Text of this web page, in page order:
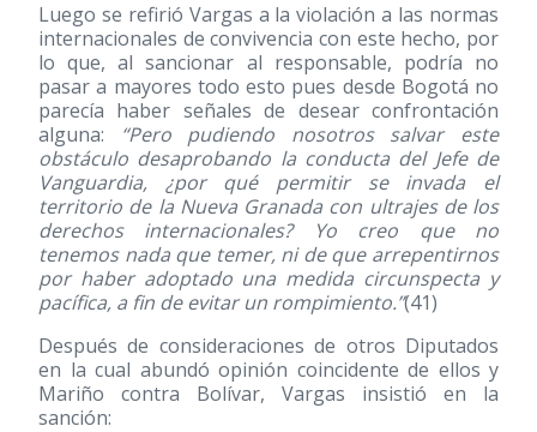
Luego se refirió Vargas a la violación a las normas
internacionales de convivencia con este hecho, por
lo que, al sancionar al responsable, podría no
pasar a mayores todo esto pues desde Bogotá no
parecía haber señales de desear confrontación
alguna:
“Pero pudiendo nosotros salvar este
obstáculo desaprobando la conducta del Jefe de
Vanguardia, ¿por qué permitir se invada el
territorio de la Nueva Granada con ultrajes de los
derechos internacionales? Yo creo que no
tenemos nada que temer, ni de que arrepentirnos
por haber adoptado una medida circunspecta y
pacífica, a fin de evitar un rompimiento.”(41)
Después de consideraciones de otros Diputados
en la cual abundó opinión coincidente de ellos y
Mariño contra Bolívar, Vargas insistió en la
sanción: